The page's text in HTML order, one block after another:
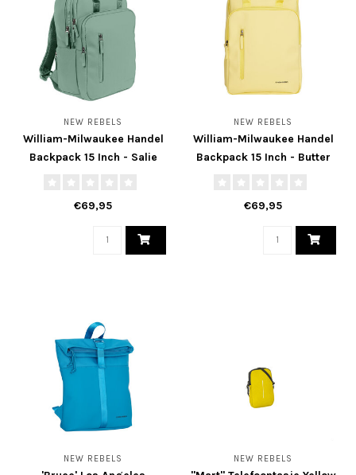
NEW REBELS
William-Milwaukee Handel
Backpack 15 Inch - Salie
€69,95
NEW REBELS
William-Milwaukee Handel
Backpack 15 Inch - Butter
€69,95
NEW REBELS NEW REBELS